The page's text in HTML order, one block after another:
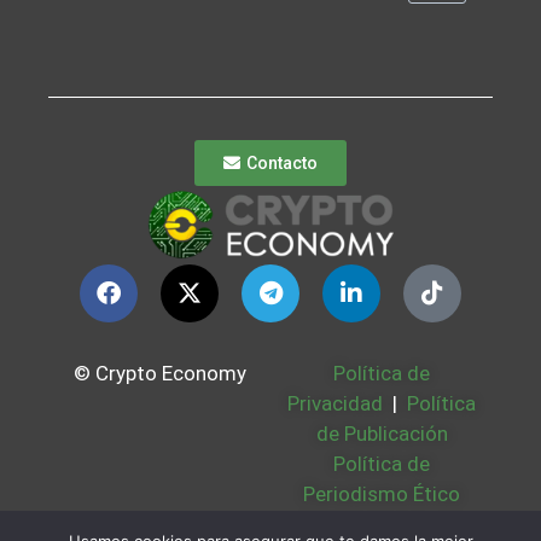
Contacto
© Crypto Economy
Política de
Privacidad | Política
de Publicación
Política de
Periodismo Ético